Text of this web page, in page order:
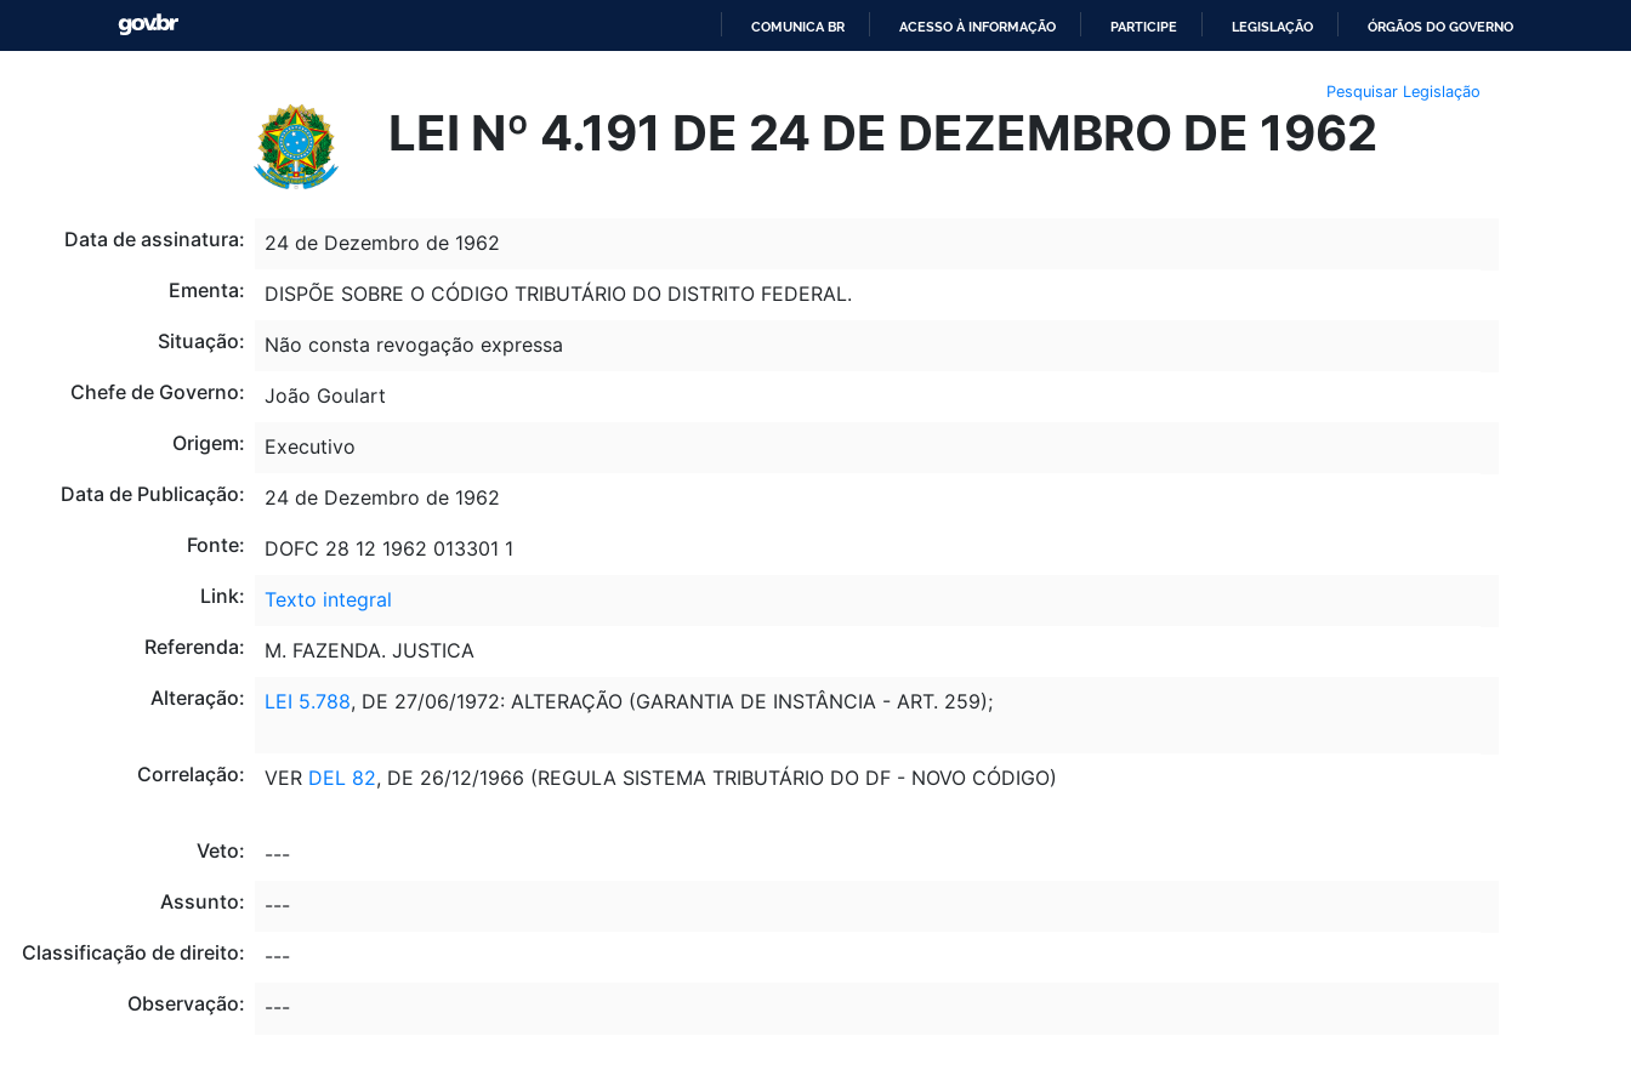
CONTEÚDO
COMUNICA BR ACESSO À INFORMAÇÃO PARTICIPE LEGISLAÇÃO ÓRGÃOS DO GOVERNO
Pesquisar Legislação
LEI Nº 4.191 DE 24 DE DEZEMBRO DE 1962
Data de assinatura:
24 de Dezembro de 1962
Ementa:
DISPÕE SOBRE O CÓDIGO TRIBUTÁRIO DO DISTRITO FEDERAL.
Situação:
Não consta revogação expressa
Chefe de Governo:
João Goulart
Origem:
Executivo
Data de Publicação:
24 de Dezembro de 1962
Fonte:
DOFC 28 12 1962 013301 1
Link:
Texto integral
Referenda:
M. FAZENDA. JUSTICA
Alteração:
LEI 5.788, DE 27/06/1972: ALTERAÇÃO (GARANTIA DE INSTÂNCIA - ART. 259);
Correlação: VER DEL 82, DE 26/12/1966 (REGULA SISTEMA TRIBUTÁRIO DO DF - NOVO CÓDIGO)
Veto:
---
Assunto:
---
Classificação de direito:
---
Observação:
---